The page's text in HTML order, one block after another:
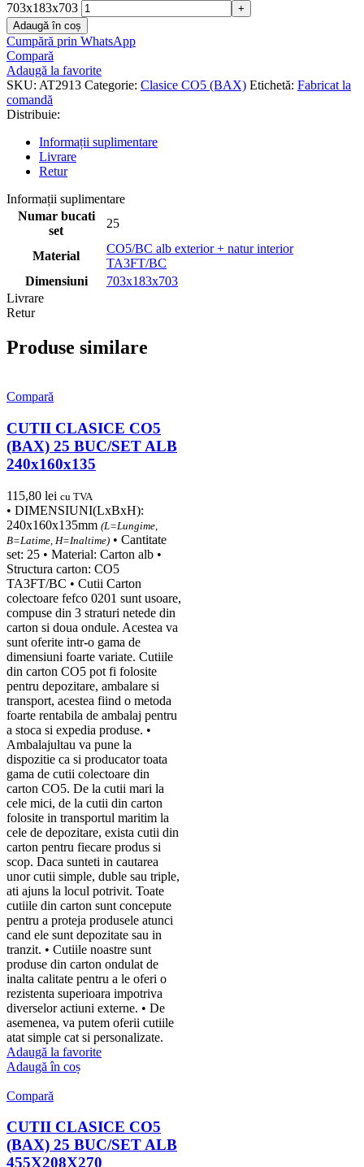
703x183x703
Adaugă în coș
Cumpără prin WhatsApp
Compară
Adaugă la favorite
SKU: AT2913 Categorie: Clasice CO5 (BAX) Etichetă: Fabricat la
comandă
Distribuie:
Informații suplimentare
Livrare
Retur
Informații suplimentare
Numar bucati
set
25
Material
CO5/BC alb exterior + natur interior
TA3FT/BC
Dimensiuni
703x183x703
Livrare
Retur
Produse similare
Compară
CUTII CLASICE CO5
(BAX) 25 BUC/SET ALB
240x160x135
115,80 lei cu TVA
• DIMENSIUNI(LxBxH):
240x160x135mm (L=Lungime,
B=Latime, H=Inaltime) • Cantitate
set: 25 • Material: Carton alb •
Structura carton: CO5
TA3FT/BC • Cutii Carton
colectoare fefco 0201 sunt usoare,
compuse din 3 straturi netede din
carton si doua ondule. Acestea va
sunt oferite intr-o gama de
dimensiuni foarte variate. Cutiile
din carton CO5 pot fi folosite
pentru depozitare, ambalare si
transport, acestea fiind o metoda
foarte rentabila de ambalaj pentru
a stoca si expedia produse. •
Ambalajultau va pune la
dispozitie ca si producator toata
gama de cutii colectoare din
carton CO5. De la cutii mari la
cele mici, de la cutii din carton
folosite in transportul maritim la
cele de depozitare, exista cutii din
carton pentru fiecare produs si
scop. Daca sunteti in cautarea
unor cutii simple, duble sau triple,
ati ajuns la locul potrivit. Toate
cutiile din carton sunt concepute
pentru a proteja produsele atunci
cand ele sunt depozitate sau in
tranzit. • Cutiile noastre sunt
produse din carton ondulat de
inalta calitate pentru a le oferi o
rezistenta superioara impotriva
diverselor actiuni externe. • De
asemenea, va putem oferii cutiile
atat simple cat si personalizate.
Adaugă la favorite
Adaugă în coș
Compară
CUTII CLASICE CO5
(BAX) 25 BUC/SET ALB
455X208X270